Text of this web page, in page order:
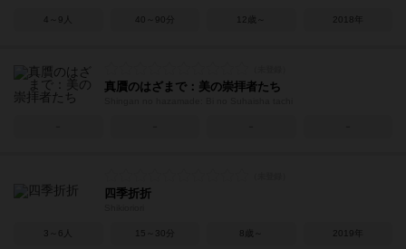
4～9人 40～90分 12歳～ 2018年
真贋のはざまで：美の崇拝者たち
四季折折
3～6人 15～30分 8歳～ 2019年